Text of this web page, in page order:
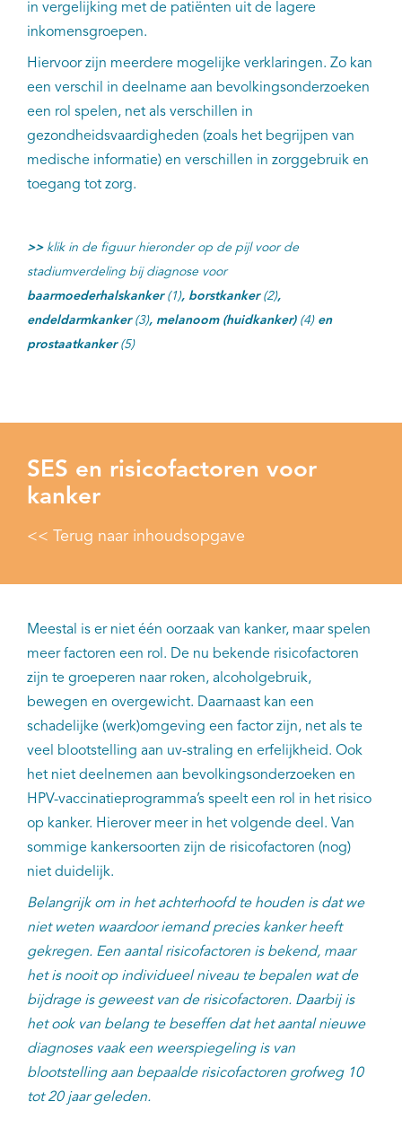
in vergelijking met de patiënten uit de lagere
inkomensgroepen.
Hiervoor zijn meerdere mogelijke verklaringen. Zo kan
een verschil in deelname aan bevolkingsonderzoeken
een rol spelen, net als verschillen in
gezondheidsvaardigheden (zoals het begrijpen van
medische informatie) en verschillen in zorggebruik en
toegang tot zorg.
>> klik in de figuur hieronder op de pijl voor de
stadiumverdeling bij diagnose voor
baarmoederhalskanker (1), borstkanker (2),
endeldarmkanker (3), melanoom (huidkanker) (4)en
prostaatkanker (5)
SES en risicofactoren voor
kanker
<< Terug naar inhoudsopgave
Meestal is er niet één oorzaak van kanker, maar spelen
meer factoren een rol. De nu bekende risicofactoren
zijn te groeperen naar roken, alcoholgebruik,
bewegen en overgewicht. Daarnaast kan een
schadelijke (werk)omgeving een factor zijn, net als te
veel blootstelling aan uv-straling en erfelijkheid. Ook
het niet deelnemen aan bevolkingsonderzoeken en
HPV-vaccinatieprogramma’s speelt een rol in het risico
op kanker. Hierover meer in het volgende deel. Van
sommige kankersoorten zijn de risicofactoren (nog)
niet duidelijk.
Belangrijk om in het achterhoofd te houden is dat we
niet weten waardoor iemand precies kanker heeft
gekregen. Een aantal risicofactoren is bekend, maar
het is nooit op individueel niveau te bepalen wat de
bijdrage is geweest van de risicofactoren. Daarbij is
het ook van belang te beseffen dat het aantal nieuwe
diagnoses vaak een weerspiegeling is van
blootstelling aan bepaalde risicofactoren grofweg 10
tot 20 jaar geleden.